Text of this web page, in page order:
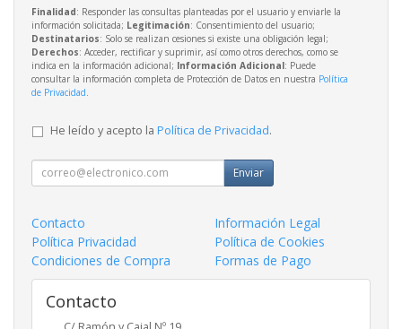
Finalidad: Responder las consultas planteadas por el usuario y enviarle la
información solicitada; Legitimación: Consentimiento del usuario;
Destinatarios: Solo se realizan cesiones si existe una obligación legal;
Derechos: Acceder, rectificar y suprimir, así como otros derechos, como se
indica en la información adicional; Información Adicional: Puede
consultar la información completa de Protección de Datos en nuestra Política
de Privacidad
He leído y acepto la Política de Privacidad.
Enviar
Contacto
Información Legal
Política Privacidad
Política de Cookies
Condiciones de Compra
Formas de Pago
Contacto